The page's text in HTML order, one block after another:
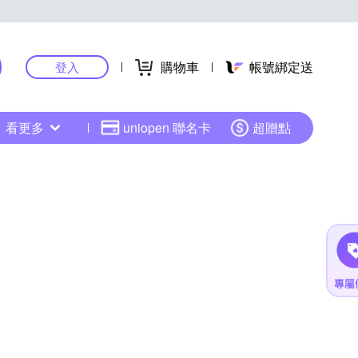
登入 購物車 帳號綁定送
看更多 uniopen 聯名卡 超贈點